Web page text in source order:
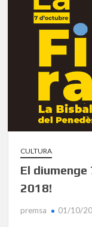
CULTURA
El diumenge
2018!
premsa 01/10/